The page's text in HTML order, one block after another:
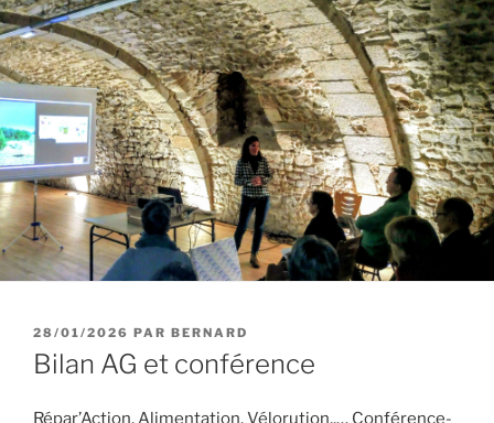
PUBLIÉ
LE
28/01/2026 PAR BERNARD
Bilan AG et conférence
Répar’Action, Alimentation, Vélorution,,… Conférence-